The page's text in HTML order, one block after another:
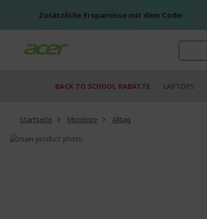
Zusätzliche Ersparnisse mit dem Code:
BACK TO SCHOOL RABATTE LAPTOPS
Startseite Monitore
Alltag
Zum